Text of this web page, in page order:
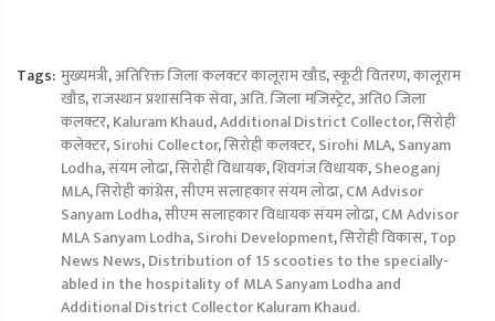
Tags: मुख्यमंत्री,अतिरिक्त जिला कलक्टर कालूराम खौड,स्कूटी वितरण,कालूराम
खौड,राजस्थान प्रशासनिक सेवा,अति. जिला मजिस्ट्रेट,अति0 जिला
कलक्टर,Kaluram Khaud,Additional District Collector,सिरोही
कलेक्टर,Sirohi Collector,सिरोही कलक्टर,Sirohi MLA,Sanyam
Lodha,संयम लोढा,सिरोही विधायक,शिवगंज विधायक,Sheoganj
MLA,सिरोही कांग्रेस,सीएम सलाहकार संयम लोढा,CM Advisor
Sanyam Lodha,सीएम सलाहकार विधायक संयम लोढा,CM Advisor
MLA Sanyam Lodha,Sirohi Development,सिरोही विकास,Top
News News,Distribution of 15 scooties to the specially-
abled in the hospitality of MLA Sanyam Lodha and
Additional District Collector Kaluram Khaud.